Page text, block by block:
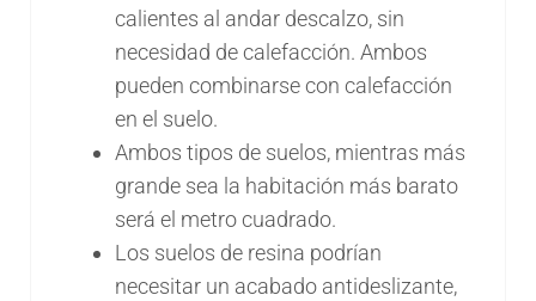
calientes al andar descalzo, sin
necesidad de calefacción. Ambos
pueden combinarse con calefacción
en el suelo.
Ambos tipos de suelos, mientras más
grande sea la habitación más barato
será el metro cuadrado.
Los suelos de resina podrían
necesitar un acabado antideslizante,